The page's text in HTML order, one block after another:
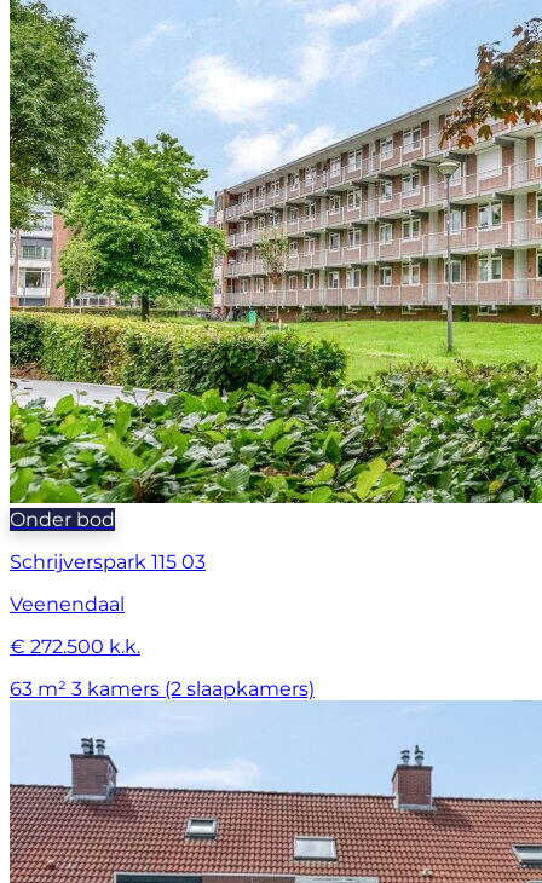
Onder bod
Schrijverspark 115 03
Veenendaal
€ 272.500 k.k.
63 m² 3 kamers (2 slaapkamers)